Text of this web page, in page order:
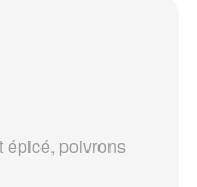
épicé, poivrons